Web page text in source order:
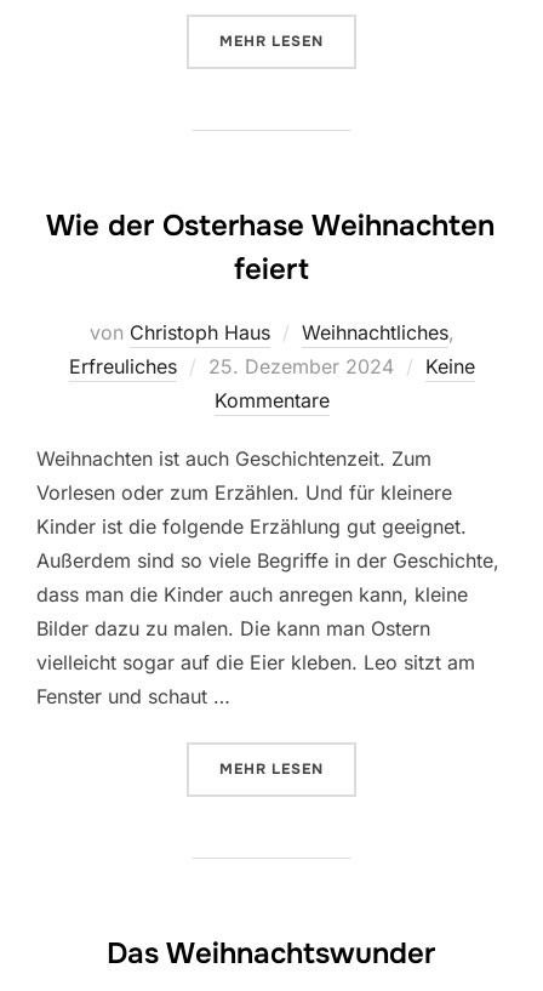
MEHR ÜBER „ES WAR EINMAL….IN
LESEN
Wie der Osterhase Weihnachten
feiert
von Christoph Haus Weihnachtliches,
Erfreuliches
Veröffentlicht
am
25. Dezember 2024
Keine
Kommentare
Weihnachten ist auch Geschichtenzeit. Zum
Vorlesen oder zum Erzählen. Und für kleinere
Kinder ist die folgende Erzählung gut geeignet.
Außerdem sind so viele Begriffe in der Geschichte,
dass man die Kinder auch anregen kann, kleine
Bilder dazu zu malen. Die kann man Ostern
vielleicht sogar auf die Eier kleben. Leo sitzt am
Fenster und schaut …
MEHR ÜBER „WIE DER OSTERHASE
LESEN
Das Weihnachtswunder